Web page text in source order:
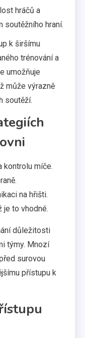
hráčů a
hraní.
k širšímu
trénování a
umožňuje
může výrazně
soutěží.
kontrolu míče.
na hřišti.
je to vhodné.
důležitosti
týmy. Mnozí
surovou
přístupu k